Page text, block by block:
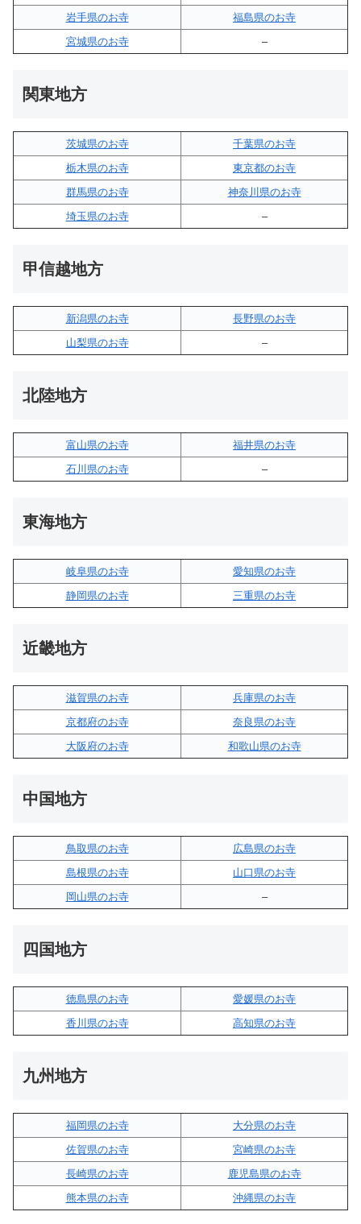
岩手県のお寺
福島県のお寺
宮城県のお寺
–
関東地方
茨城県のお寺
千葉県のお寺
栃木県のお寺
東京都のお寺
群馬県のお寺
神奈川県のお寺
埼玉県のお寺
–
甲信越地方
新潟県のお寺
長野県のお寺
山梨県のお寺
–
北陸地方
富山県のお寺
福井県のお寺
石川県のお寺
–
東海地方
岐阜県のお寺
愛知県のお寺
静岡県のお寺
三重県のお寺
近畿地方
滋賀県のお寺
兵庫県のお寺
京都府のお寺
奈良県のお寺
大阪府のお寺
和歌山県のお寺
中国地方
鳥取県のお寺
広島県のお寺
島根県のお寺
山口県のお寺
岡山県のお寺
–
四国地方
徳島県のお寺
愛媛県のお寺
香川県のお寺
高知県のお寺
九州地方
福岡県のお寺
大分県のお寺
佐賀県のお寺
宮崎県のお寺
長崎県のお寺
鹿児島県のお寺
熊本県のお寺
沖縄県のお寺